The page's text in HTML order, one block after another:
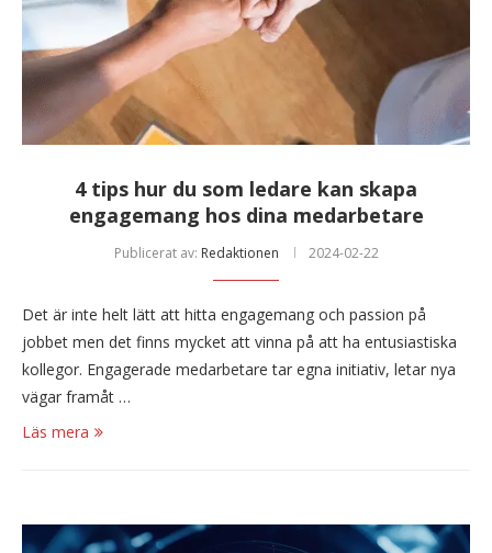
4 tips hur du som ledare kan skapa
engagemang hos dina medarbetare
Publicerat av: Redaktionen 2024-02-22
Det är inte helt lätt att hitta engagemang och passion på
jobbet men det finns mycket att vinna på att ha entusiastiska
kollegor. Engagerade medarbetare tar egna initiativ, letar nya
vägar framåt …
Läs mera